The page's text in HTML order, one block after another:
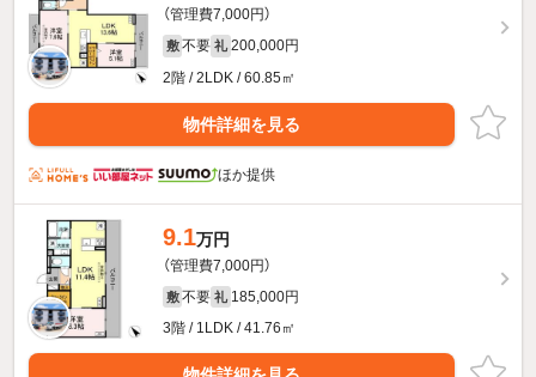
（管理費7,000円）
敷 不要 礼 200,000円
2階 / 2LDK / 60.85㎡
物件詳細を見る
ほか提供
9.1万円
（管理費7,000円）
敷 不要 礼 185,000円
3階 / 1LDK / 41.76㎡